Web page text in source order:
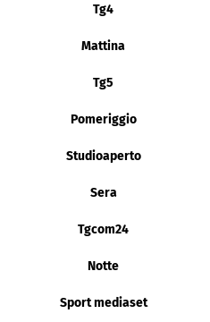
Tg4
Mattina
Tg5
Pomeriggio
Studioaperto
Sera
Tgcom24
Notte
Sport mediaset